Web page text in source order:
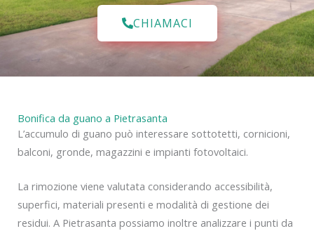
CHIAMACI
Bonifica da guano a Pietrasanta
L’accumulo di guano può interessare sottotetti, cornicioni,
balconi, gronde, magazzini e impianti fotovoltaici.
La rimozione viene valutata considerando accessibilità,
superfici, materiali presenti e modalità di gestione dei
residui. A Pietrasanta possiamo inoltre analizzare i punti da